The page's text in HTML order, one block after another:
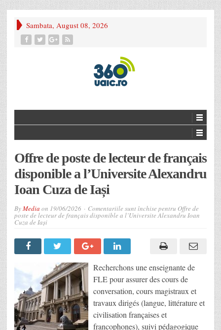
Sambata, August 08, 2026
Offre de poste de lecteur de français
disponible a l’Universite Alexandru
Ioan Cuza de Iași
ByMedia on 19/06/2026 Comentariile sunt închise pentru Offre de
poste de lecteur de français disponible a l’Universite Alexandru Ioan
Cuza de Iași
Recherchons une enseignante de
FLE pour assurer des cours de
conversation, cours magistraux et
travaux dirigés (langue, littérature et
civilisation françaises et
francophones), suivi pédagogique